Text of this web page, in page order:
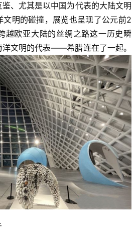
、尤其是以中国为代表的大陆文明
文明的碰撞，展览也呈现了公元前2
越欧亚大陆的丝绸之路这一历史瞬
洋文明的代表——希腊连在了一起。